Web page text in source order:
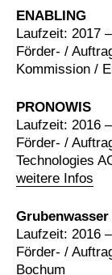
ENABLING
Laufzeit: 2017
Förder- /
Kommission /
PRONOWIS
weitere Infos
Laufzeit: 2016
Förder- /
Technologies
Laufzeit: 2016
Förder- /
Bochum